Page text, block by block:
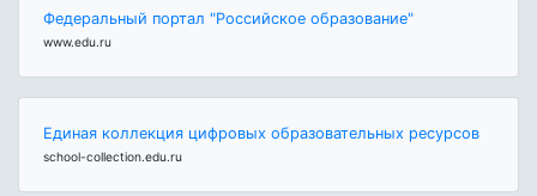
Федеральный портал "Российское образование"
www.edu.ru
Единая коллекция цифровых образовательных ресурсов
school-collection.edu.ru